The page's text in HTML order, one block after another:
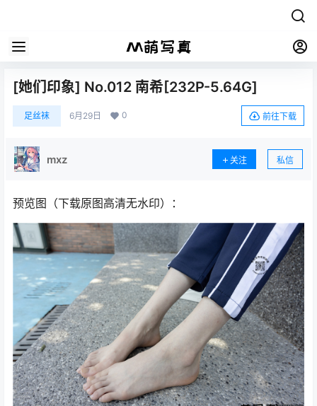
[她们印象] No.012 南希[232P-5.64G]
足丝袜 6月29日 0 前往下载
mxz 关注 私信
预览图（下载原图高清无水印）：